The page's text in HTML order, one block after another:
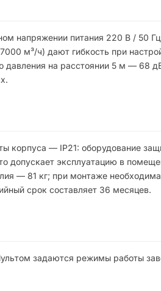
напряжении питания 220 В / 50
м³/ч) дают гибкость при
давления на расстоянии 5 м — 68
корпуса — IP21: оборудование
допускает эксплуатацию в
— 81 кг; при монтаже
срок составляет 36 месяцев.
задаются режимы работы